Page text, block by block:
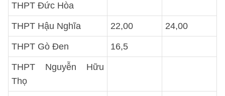
THPT Đức Hòa
THPT Hậu Nghĩa 22,00 24,00
THPT Gò Đen 16,5
THPT Nguyễn Hữu
Thọ